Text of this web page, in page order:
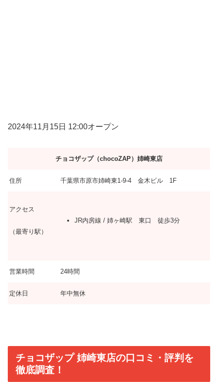
2024年11月15日 12:00オープン
チョコザップ（chocoZAP）姉崎東店
住所 千葉県市原市姉崎東1-9-4 金木ビル 1F
アクセス
（最寄り駅）
JR内房線 / 姉ヶ崎駅 東口 徒歩3分
営業時間 24時間
定休日 年中無休
チョコザップ 姉崎東店の口コミ・評判を
徹底調査！